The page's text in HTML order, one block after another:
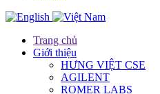
Trang chủ
Giới thiệu
HƯNG VIỆT CSE
AGILENT
ROMER LABS